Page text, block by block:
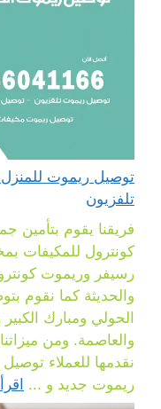
تلفزيون
فريقنا يقوم بتأمين
كونترول للمكيفات
رسيفر وريموت
والحديثة كما نقوم
الحولي ومبارك الكبير
والعاصمة. ومن
نقدمها للعملاء
ريموت جديد و ...